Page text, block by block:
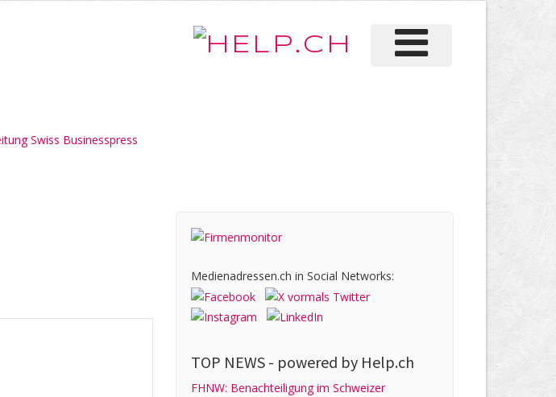
Swiss Businesspress
Medienadressen.ch in Social Networks:
TOP NEWS - powered by Help.ch
FHNW: Benachteiligung im Schweizer